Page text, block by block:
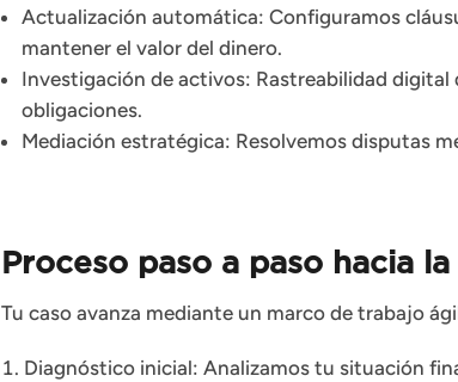
Actualización automática: Configuramos
mantener el valor del dinero.
Investigación de activos: Rastreabilidad digital
obligaciones.
Mediación estratégica: Resolvemos disputas
Proceso paso a paso hacia
Tu caso avanza mediante un marco de trabajo
Diagnóstico inicial: Analizamos tu situación